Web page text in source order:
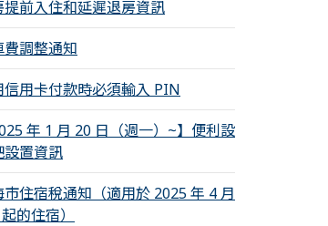
提前入住和延遲退房資訊
費調整通知
信用卡付款時必須輸入 PIN
年 1 月 20 日（週一）~】便利設
設置資訊
市住宿稅通知（適用於 2025 年 4 月
的住宿）